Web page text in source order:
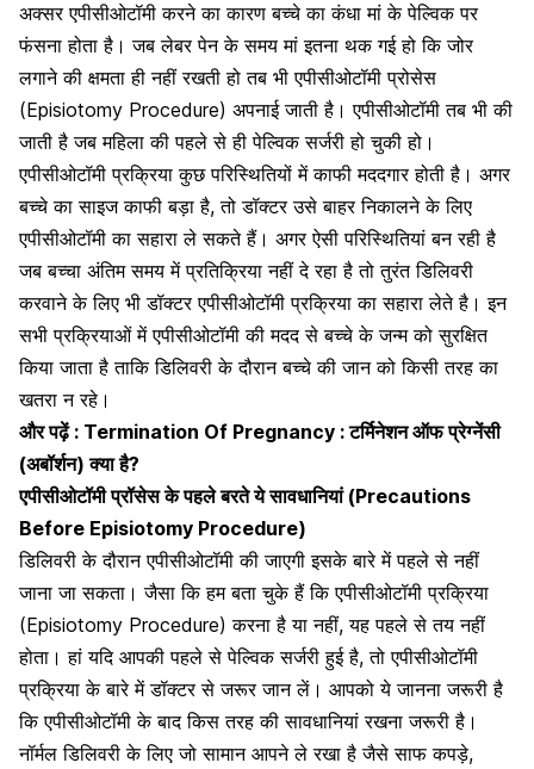
अक्सर एपीसीओटॉमी करने का कारण बच्चे का कंधा मां के पेल्विक पर
फंसना होता है। जब लेबर पेन के समय मां इतना थक गई हो कि जोर
लगाने की क्षमता ही नहीं रखती हो तब भी एपीसीओटॉमी प्रोसेस
(Episiotomy Procedure) अपनाई जाती है। एपीसीओटॉमी तब भी की
जाती है जब महिला की पहले से ही पेल्विक सर्जरी हो चुकी हो।
एपीसीओटॉमी प्रक्रिया कुछ परिस्थितियों में काफी मददगार होती है। अगर
बच्चे का साइज काफी बड़ा है, तो डॉक्टर उसे बाहर निकालने के लिए
एपीसीओटॉमी का सहारा ले सकते हैं। अगर ऐसी परिस्थितियां बन रही है
जब बच्चा अंतिम समय में प्रतिक्रिया नहीं दे रहा है तो तुरंत डिलिवरी
करवाने के लिए भी डॉक्टर एपीसीओटॉमी प्रक्रिया का सहारा लेते है। इन
सभी प्रक्रियाओं में एपीसीओटॉमी की मदद से बच्चे के जन्म को सुरक्षित
किया जाता है ताकि डिलिवरी के दौरान बच्चे की जान को किसी तरह का
खतरा न रहे।
और पढ़ें : Termination Of Pregnancy : टर्मिनेशन ऑफ प्रेग्नेंसी
(अबॉर्शन) क्या है?
एपीसीओटॉमी प्रॉसेस के पहले बरते ये सावधानियां (Precautions
Before Episiotomy Procedure)
डिलिवरी के दौरान एपीसीओटॉमी की जाएगी इसके बारे में पहले से नहीं
जाना जा सकता। जैसा कि हम बता चुके हैं कि एपीसीओटॉमी प्रक्रिया
(Episiotomy Procedure) करना है या नहीं, यह पहले से तय नहीं
होता। हां यदि आपकी पहले से पेल्विक सर्जरी हुई है, तो एपीसीओटॉमी
प्रक्रिया के बारे में डॉक्टर से जरूर जान लें। आपको ये जानना जरूरी है
कि एपीसीओटॉमी के बाद किस तरह की सावधानियां रखना जरूरी है।
नॉर्मल डिलिवरी के लिए जो सामान आपने ले रखा है जैसे साफ कपड़े,